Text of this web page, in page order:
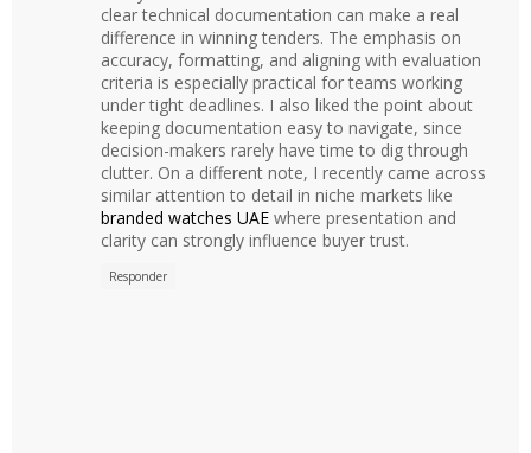
clear technical documentation can make a real
difference in winning tenders. The emphasis on
accuracy, formatting, and aligning with evaluation
criteria is especially practical for teams working
under tight deadlines. I also liked the point about
keeping documentation easy to navigate, since
decision-makers rarely have time to dig through
clutter. On a different note, I recently came across
similar attention to detail in niche markets like
branded watches UAE where presentation and
clarity can strongly influence buyer trust.
Responder